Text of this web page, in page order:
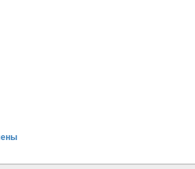
смены с 07.02.2022 по 11.02.2022